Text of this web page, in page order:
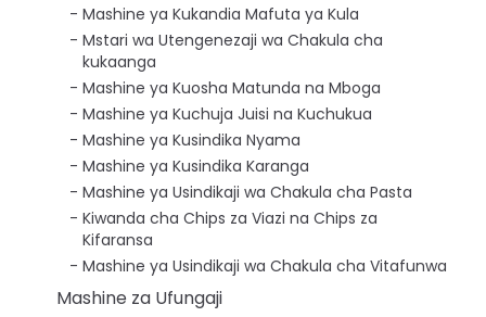
Mashine ya Kukandia Mafuta ya Kula
Mstari wa Utengenezaji wa Chakula cha
kukaanga
Mashine ya Kuosha Matunda na Mboga
Mashine ya Kuchuja Juisi na Kuchukua
Mashine ya Kusindika Nyama
Mashine ya Kusindika Karanga
Mashine ya Usindikaji wa Chakula cha Pasta
Kiwanda cha Chips za Viazi na Chips za
Kifaransa
Mashine ya Usindikaji wa Chakula cha Vitafunwa
Mashine za Ufungaji